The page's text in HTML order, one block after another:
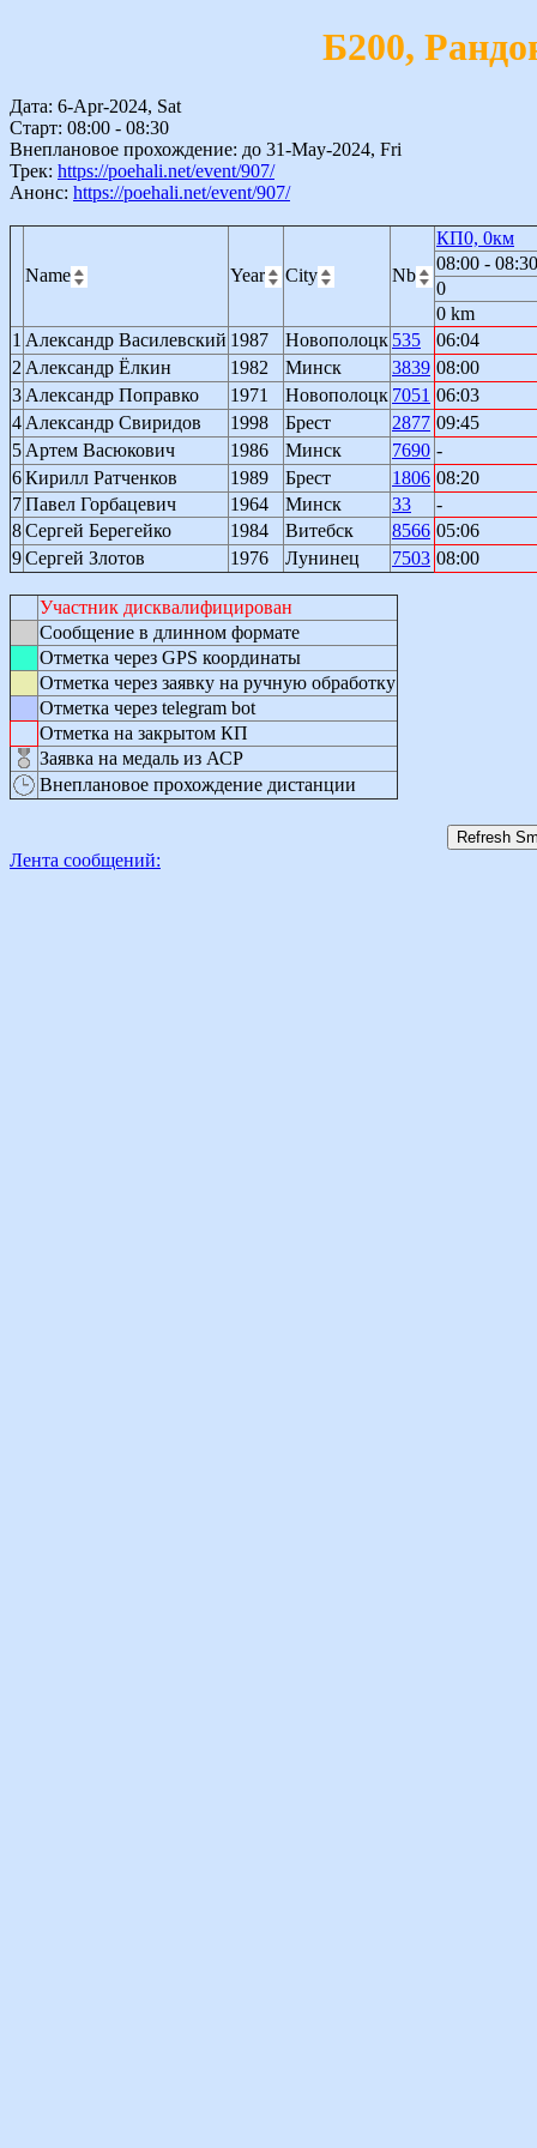
Б200,
Дата: 6-Apr-2024, Sat
Старт: 08:00 - 08:30
Внеплановое прохождение: до 31-May-2024, Fri
Трек: https://poehali.net/event/907/
Анонс: https://poehali.net/event/907/
Name Year City Nb
КП0, 0км
08:00 - 08:30
0
0 km
1 Александр Василевский 1987 Новополоцк 535
06:04
2 Александр Ёлкин 1982 Минск 3839 08:00
3 Александр Поправко 1971 Новополоцк 7051 06:03
4 Александр Свиридов 1998 Брест 2877 09:45
5 Артем Васюкович 1986 Минск 7690 -
6Кирилл Ратченков 1989 Брест 1806 08:20
7Павел Горбацевич 1964 Минск 33
-
8Сергей Берегейко 1984 Витебск 8566 05:06
9Сергей Злотов 1976 Лунинец 7503 08:00
Участник дисквалифицирован
Сообщение в длинном формате
Отметка через GPS координаты
Отметка через заявку на ручную обработку
Отметка через telegram bot
Отметка на закрытом КП
Заявка на медаль из АСР
Внеплановое прохождение дистанции
Лента сообщений: